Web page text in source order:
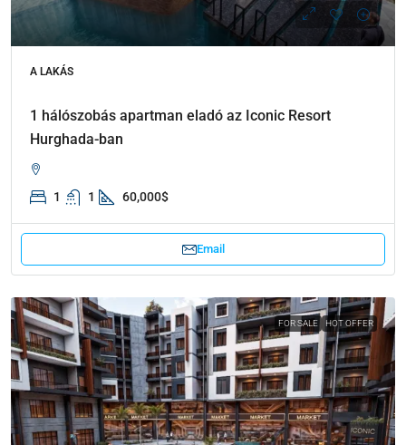
A LAKÁS
1 hálószobás apartman eladó az Iconic Resort
Hurghada-ban
1 1 60,000$
Email
FOR SALE HOT OFFER